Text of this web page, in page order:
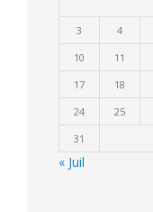
3
4
10
11
17
18
24
25
31
« Juil